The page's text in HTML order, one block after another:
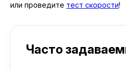
или проведите тест скорости!
Часто